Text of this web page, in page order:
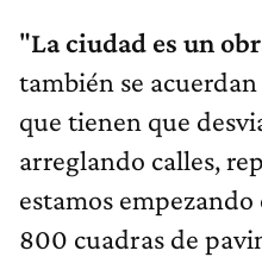
"La ciudad es un
también se
que tienen que
arreglando calles,
estamos
800 cuadras de